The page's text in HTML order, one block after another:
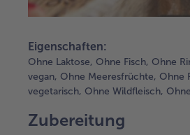
Eigenschaften:
Ohne Laktose, Ohne Fisch, Ohne
vegan, Ohne Meeresfrüchte, Ohne
vegetarisch, Ohne Wildfleisch,
Zubereitung